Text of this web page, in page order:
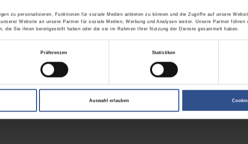
zu personalisieren, Funktionen für soziale Medien anbieten zu können und die Zugriffe auf unsere
Website an unsere Partner für soziale Medien, Werbung und Analysen weiter. Unsere Partner führen
die Sie ihnen bereitgestellt haben oder die sie im Rahmen Ihrer Nutzung der Dienste gesammelt haben.
Präferenzen Statistiken
Auswahl erlauben
von dafür qualifizierten Mystery Shoppern vor Ort. Unsere
des gebotenen Services geschult.
von Mitarbeitern kann durch ein Training das genau an den ermittelten
für eine höhere Serviceorientierung bis hin zur Überprüfung des